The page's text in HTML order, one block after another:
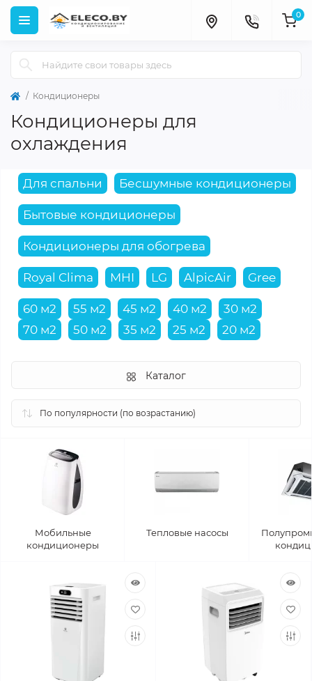
0
Кондиционеры
Кондиционеры для
охлаждения
Для спальни Бесшумные кондиционеры
Бытовые кондиционеры
Кондиционеры для обогрева
Royal Clima MHI LG AlpicAir Gree
60 м2 55 м2 45 м2 40 м2
30 м2
70 м2
50 м2 35 м2 25 м2 20 м2
Каталог
Мобильные
кондиционеры
Тепловые насосы